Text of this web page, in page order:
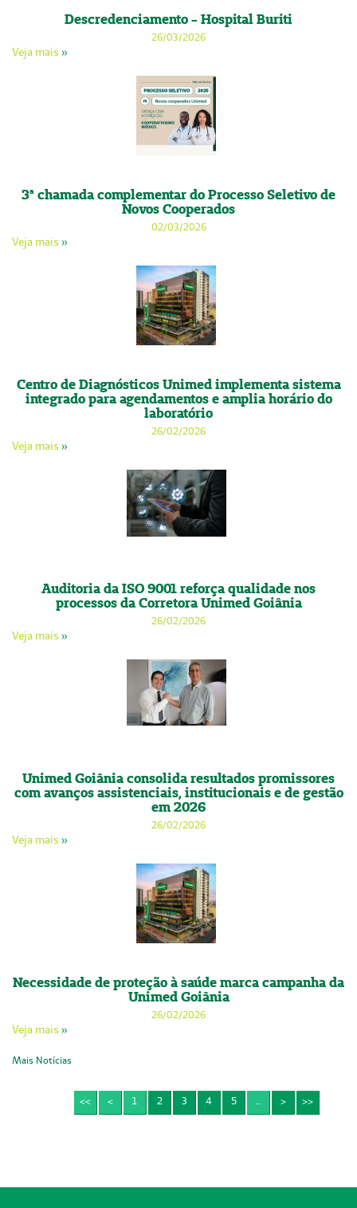
Descredenciamento - Hospital Buriti
26/03/2026
Veja mais »
3ª chamada complementar do Processo Seletivo de
Novos Cooperados
02/03/2026
Veja mais »
Centro de Diagnósticos Unimed implementa sistema
integrado para agendamentos e amplia horário do
laboratório
26/02/2026
Veja mais »
Auditoria da ISO 9001 reforça qualidade nos
processos da Corretora Unimed Goiânia
26/02/2026
Veja mais »
Unimed Goiânia consolida resultados promissores
com avanços assistenciais, institucionais e de gestão
em 2026
26/02/2026
Veja mais »
Necessidade de proteção à saúde marca campanha da
Unimed Goiânia
26/02/2026
Veja mais »
Mais Notícias
<< < 1 2 3 4 5 ... > >>